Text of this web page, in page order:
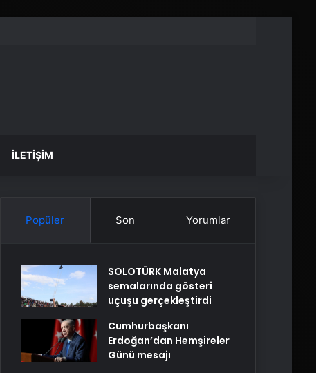
İLETIŞIM
Popüler Son Yorumlar
SOLOTÜRK Malatya
semalarında gösteri
uçuşu gerçekleştirdi
Cumhurbaşkanı
Erdoğan’dan Hemşireler
Günü mesajı